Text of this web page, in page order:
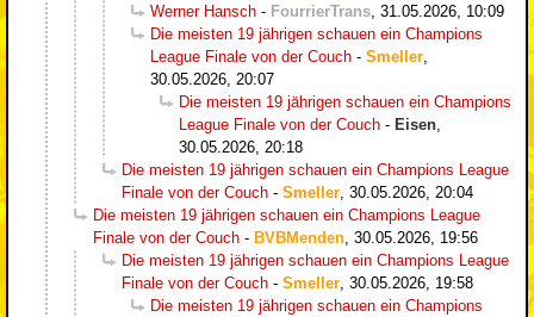
Werner Hansch - FourrierTrans 31.05.2026, 10:09
Die meisten 19 jährigen schauen ein Champions
League Finale von der Couch - Smeller
30.05.2026, 20:07
Die meisten 19 jährigen schauen ein Champions
League Finale von der Couch - Eisen
30.05.2026, 20:18
Die meisten 19 jährigen schauen ein Champions League
Finale von der Couch - Smeller 30.05.2026, 20:04
Die meisten 19 jährigen schauen ein Champions League
Finale von der Couch - BVBMenden 30.05.2026, 19:56
Die meisten 19 jährigen schauen ein Champions League
Finale von der Couch - Smeller 30.05.2026, 19:58
Die meisten 19 jährigen schauen ein Champions